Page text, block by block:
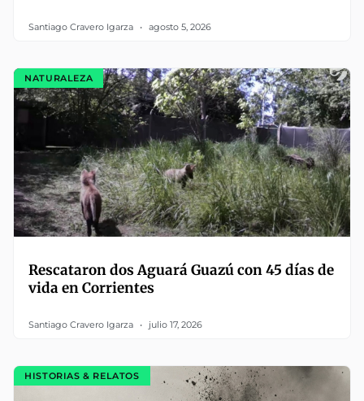
Santiago Cravero Igarza agosto 5, 2026
NATURALEZA
Rescataron dos Aguará Guazú con 45 días de
vida en Corrientes
Santiago Cravero Igarza julio 17, 2026
HISTORIAS & RELATOS